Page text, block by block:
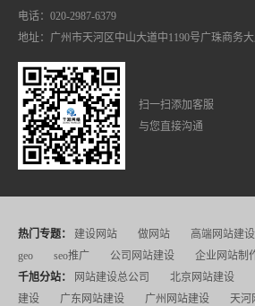
电话：020-2987-6379
地址：广州市天河区中山大道中1190号广珠商务
扫一扫添加客服
与您直接沟通
热门专题： 建设网站 做网站 高端网站建设
geo
seo推广 公司网站建设 企业网站制
千旭分站：
网站建设总公司 北京网站建设
建设
广东网站建设 广州网站建设 天河